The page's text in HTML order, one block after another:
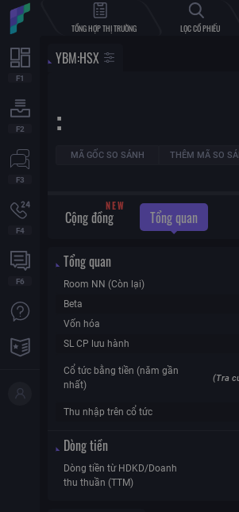
TỔNG HỢP THỊ TRƯỜNG LỌC CỔ PHIẾU
YBM:HSX
:
MÃ GỐC SO SÁNH THÊM MÃ SO
NEW
Cộng đồng Tổng quan
Tổng quan
Room NN (Còn lại)
Beta
Vốn hóa
SL CP lưu hành
Cổ tức bằng tiền (năm gần
nhất)
(Tra
Thu nhập trên cổ tức
Dòng tiền
Dòng tiền từ HDKD/Doanh
thu thuần (TTM)